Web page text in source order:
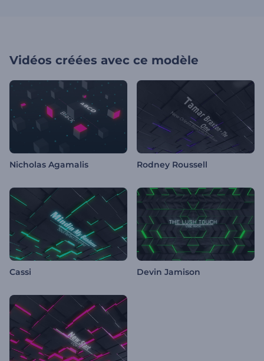
Vidéos créées avec ce modèle
Nicholas Agamalis Rodney Roussell
Cassi Devin Jamison